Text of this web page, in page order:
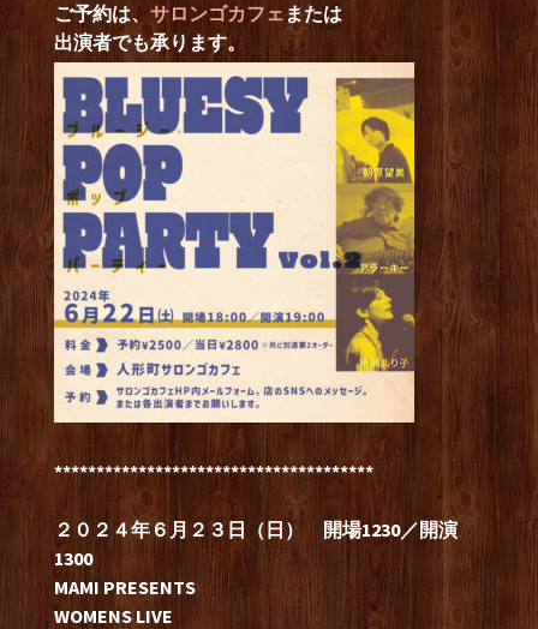
ご予約は、 サロンゴカフェ または
出演者でも承ります。
**************************************
２０２４年６月２３日（日） 開場1230／開演
1300
MAMI PRESENTS
WOMENS LIVE